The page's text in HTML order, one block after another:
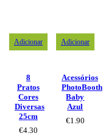
Adicionar
8
Pratos
Cores
Diversas
25cm
€4.30
Adicionar
Acessórios
PhotoBooth
Baby
Azul
€1.90